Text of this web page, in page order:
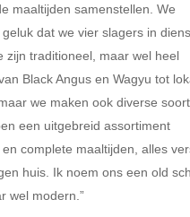
maaltijden samenstellen. We
dat we vier slagers in
zijn traditioneel, maar wel heel
Black Angus en Wagyu tot
we maken ook diverse
een uitgebreid assortiment
complete maaltijden, alles
huis. Ik noem ons een old
wel modern.”